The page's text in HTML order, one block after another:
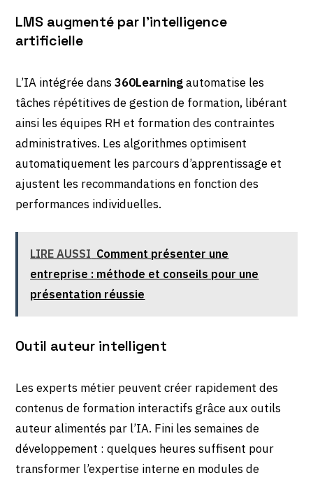
LMS augmenté par l’intelligence
artificielle
L’IA intégrée dans360Learningautomatise les
tâches répétitives de gestion de formation, libérant
ainsi les équipes RH et formation des contraintes
administratives. Les algorithmes optimisent
automatiquement les parcours d’apprentissage et
ajustent les recommandations en fonction des
performances individuelles.
LIRE AUSSI Comment présenter une
entreprise : méthode et conseils pour une
présentation réussie
Outil auteur intelligent
Les experts métier peuvent créer rapidement des
contenus de formation interactifs grâce aux outils
auteur alimentés par l’IA. Fini les semaines de
développement : quelques heures suffisent pour
transformer l’expertise interne en modules de